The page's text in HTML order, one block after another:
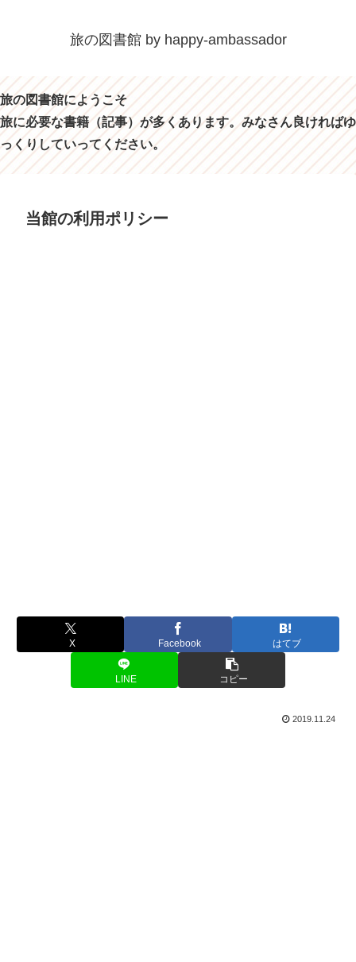
旅の図書館 by happy-ambassador
旅の図書館にようこそ
旅に必要な書籍（記事）が多くあります。みなさん良ければゆ
っくりしていってください。
当館の利用ポリシー
X Facebook はてブ
LINE コピー
2019.11.24